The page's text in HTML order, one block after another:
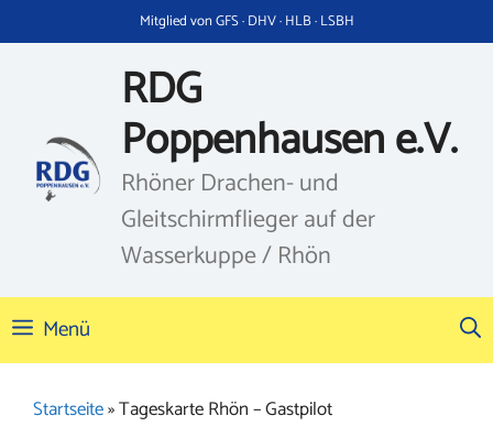
Inhalt
Mitglied von GFS · DHV · HLB · LSBH
RDG
Poppenhausen e.V.
Rhöner Drachen- und
Gleitschirmflieger auf der
Wasserkuppe / Rhön
Menü
Startseite»Tageskarte Rhön – Gastpilot